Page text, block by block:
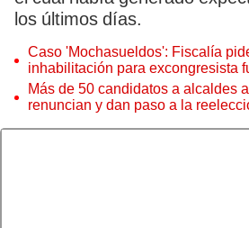
los últimos días.
Caso 'Mochasueldos': Fiscalía
inhabilitación para excongresista
Cordero Jon Tay
Más de 50 candidatos a alcaldes
renuncian y dan paso a la